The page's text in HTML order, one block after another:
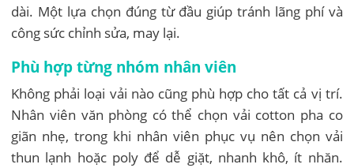
dài. Một lựa chọn đúng từ đầu giúp tránh lãng phí và
công sức chỉnh sửa, may lại.
Phù hợp từng nhóm nhân viên
Không phải loại vải nào cũng phù hợp cho tất cả vị trí.
Nhân viên văn phòng có thể chọn vải cotton pha co
giãn nhẹ, trong khi nhân viên phục vụ nên chọn vải
thun lạnh hoặc poly để dễ giặt, nhanh khô, ít nhăn.